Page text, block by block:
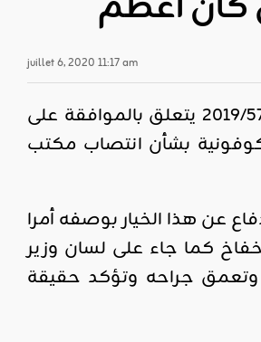
juillet 6, 2020 11:17 am
صادق مجلس نواب الشعب، يوم الثلاثاء 30 جوان 2020، على مشروع قانون أساسي عدد 2019/57 يتعلق بالموافقة على
للفرنكوفونية بشأن انتصاب مكتب
عن هذا الخيار بوصفه أمرا
كما جاء على لسان وزير
وتعمق جراحه وتؤكد حقيقة